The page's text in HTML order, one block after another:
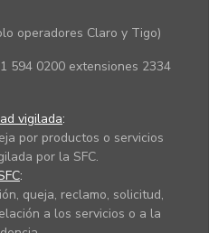
operadores Claro y Tigo)
594 0200 extensiones 2334
vigilada:
por productos o servicios
por la SFC.
:
queja, reclamo, solicitud,
a los servicios o a la